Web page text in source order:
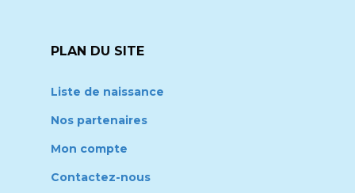
PLAN DU SITE
Liste de naissance
Nos partenaires
Mon compte
Contactez-nous